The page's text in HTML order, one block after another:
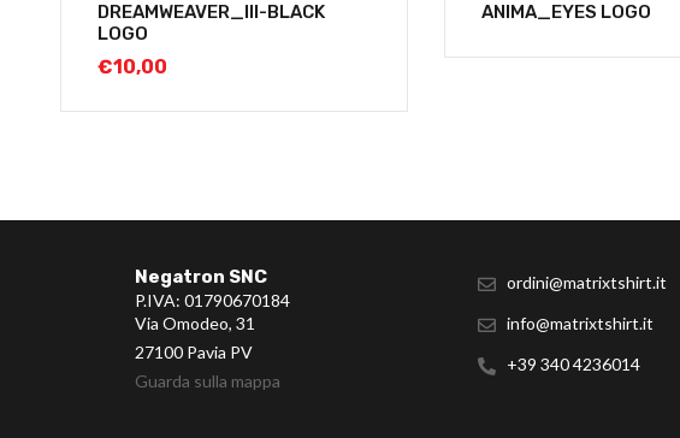
DREAMWEAVER_III-BLACK
LOGO
€10,00
ANIMA_EYES LOGO
Negatron SNC
P.IVA: 01790670184
Via Omodeo, 31
27100 Pavia PV
Guarda sulla mappa
ordini@matrixtshirt.it
info@matrixtshirt.it
+39 340 4236014